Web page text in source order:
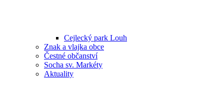
Cejlecký park Louh
Znak a vlajka obce
Čestné občanství
Socha sv. Markéty
Aktuality